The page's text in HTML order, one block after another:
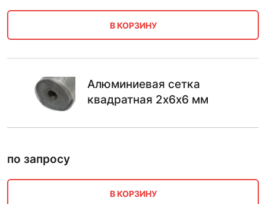
В КОРЗИНУ
Алюминиевая сетка
квадратная 2х6х6 мм
по запросу
В КОРЗИНУ